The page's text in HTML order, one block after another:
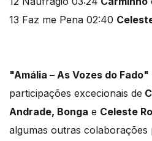
13 Faz me Pena 02:40
"Amália – As Vozes do Fado"
participações excecionais de
Andrade, Bonga e Celeste
algumas outras